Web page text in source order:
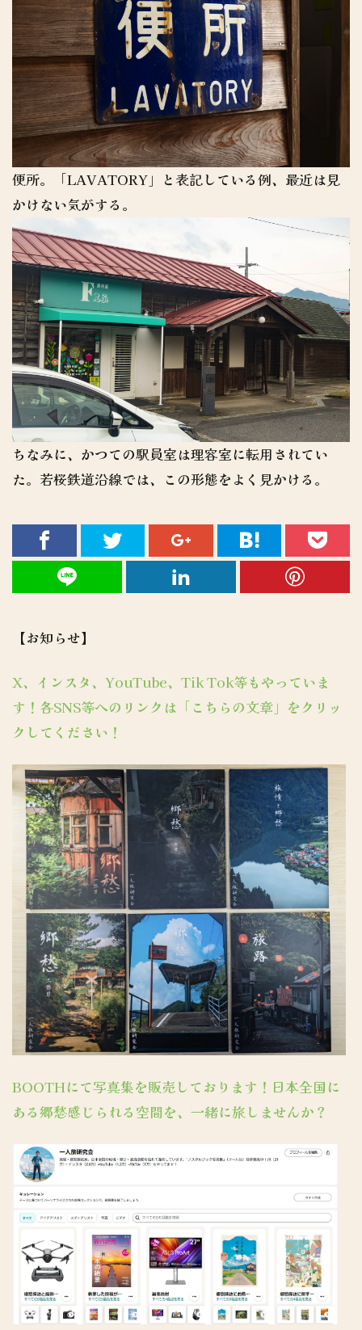
便所。「LAVATORY」と表記している例、最近は見
かけない気がする。
ちなみに、かつての駅員室は理容室に転用されてい
た。若桜鉄道沿線では、この形態をよく見かける。
【お知らせ】
X、インスタ、YouTube、Tik Tok等もやっていま
す！各SNS等へのリンクは「こちらの文章」をクリッ
クしてください！
BOOTHにて写真集を販売しております！日本全国に
ある郷愁感じられる空間を、一緒に旅しませんか？